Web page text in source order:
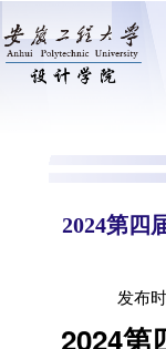
2024第四
发布
2024第